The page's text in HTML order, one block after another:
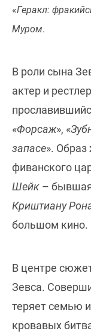
«Геракл:
Муром.
В роли сына
актер и
«Форсаж», «
запасе».
фиванского
Шейк –
Криштиану
большом кино.
В центре
Зевса.
теряет семью
кровавых